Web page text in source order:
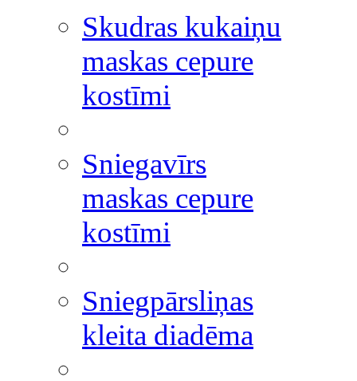
Skudras kukaiņu
maskas cepure
kostīmi
Sniegavīrs
maskas cepure
kostīmi
Sniegpārsliņas
kleita diadēma